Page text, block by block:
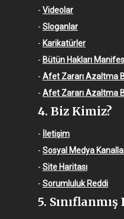
- Videolar
- Sloganlar
- Karikatürler
- Bütün Hakları
- Afet Zararı Azaltma
- Afet Zararı Azaltma
4. Biz Kimiz?
- İletişim
- Sosyal Medya
- Site Haritası
- Sorumluluk Reddi
5.